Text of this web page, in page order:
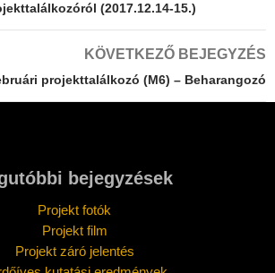
(2017.12.14-15.)
KÖVETKEZŐ BEJEGYZÉS
projekttalálkozó (M6) – Beharangozó
bejegyzések
Projekt fotók
Projekt film
Projekt záró jelentés